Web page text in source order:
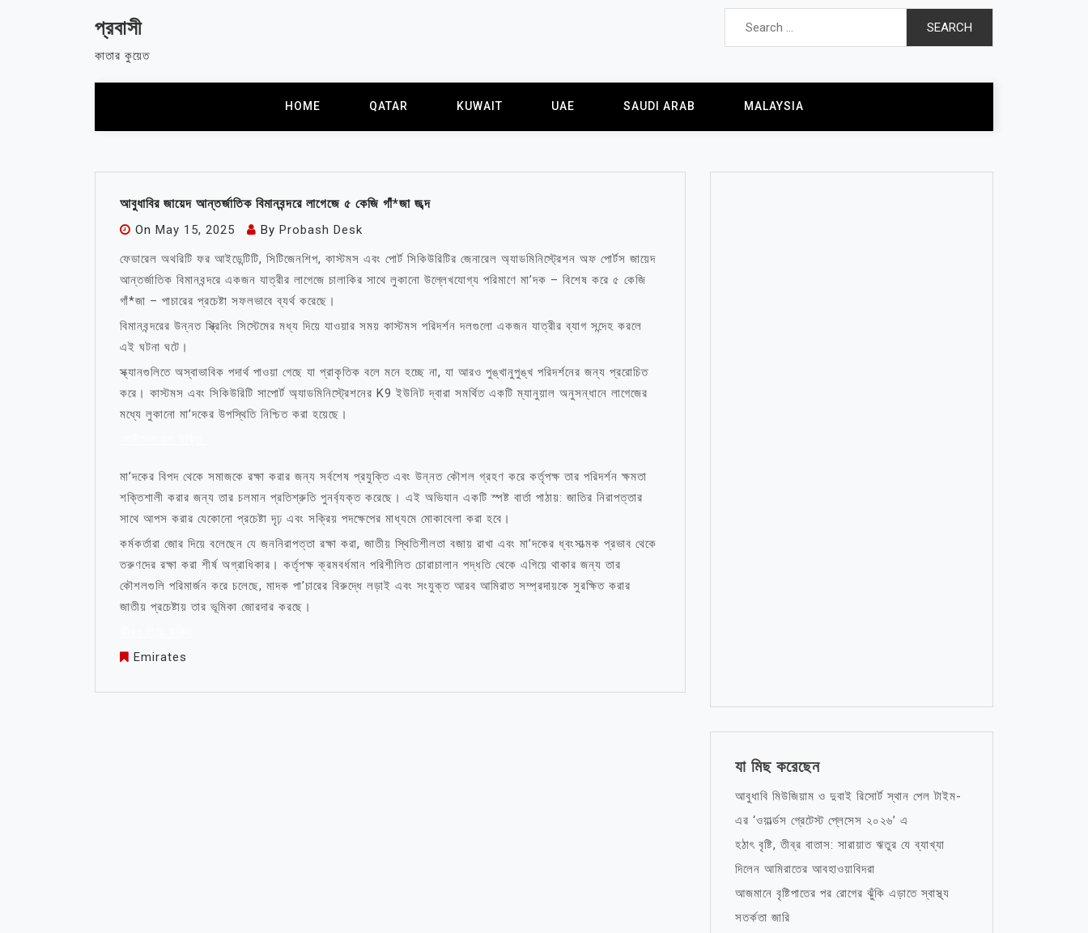
প্রবাসী
কাতার কুয়েত
Search
HOME QATAR KUWAIT UAE SAUDI ARAB MALAYSIA
আবুধাবির জায়েদ আন্তর্জাতিক বিমানবন্দরে লাগেজে ৫ কেজি গাঁ*জা জব্দ
On May 15, 2025 By Probash Desk
ফেডারেল অথরিটি ফর আইডেন্টিটি, সিটিজেনশিপ, কাস্টমস এবং পোর্ট সিকিউরিটির জেনারেল অ্যাডমিনিস্ট্রেশন অফ পোর্টস জায়েদ
আন্তর্জাতিক বিমানবন্দরে একজন যাত্রীর লাগেজে চালাকির সাথে লুকানো উল্লেখযোগ্য পরিমাণে মা’দক – বিশেষ করে ৫ কেজি
গাঁ*জা – পাচারের প্রচেষ্টা সফলভাবে ব্যর্থ করেছে।
বিমানবন্দরের উন্নত স্ক্রিনিং সিস্টেমের মধ্য দিয়ে যাওয়ার সময় কাস্টমস পরিদর্শন দলগুলো একজন যাত্রীর ব্যাগ সন্দেহ করলে
এই ঘটনা ঘটে।
স্ক্যানগুলিতে অস্বাভাবিক পদার্থ পাওয়া গেছে যা প্রাকৃতিক বলে মনে হচ্ছে না, যা আরও পুঙ্খানুপুঙ্খ পরিদর্শনের জন্য প্ররোচিত
করে। কাস্টমস এবং সিকিউরিটি সাপোর্ট অ্যাডমিনিস্ট্রেশনের K9 ইউনিট দ্বারা সমর্থিত একটি ম্যানুয়াল অনুসন্ধানে লাগেজের
মধ্যে লুকানো মা’দকের উপস্থিতি নিশ্চিত করা হয়েছে।
মা’দকের বিপদ থেকে সমাজকে রক্ষা করার জন্য সর্বশেষ প্রযুক্তি এবং উন্নত কৌশল গ্রহণ করে কর্তৃপক্ষ তার পরিদর্শন ক্ষমতা
শক্তিশালী করার জন্য তার চলমান প্রতিশ্রুতি পুনর্ব্যক্ত করেছে। এই অভিযান একটি স্পষ্ট বার্তা পাঠায়: জাতির নিরাপত্তার
সাথে আপস করার যেকোনো প্রচেষ্টা দৃঢ় এবং সক্রিয় পদক্ষেপের মাধ্যমে মোকাবেলা করা হবে।
কর্মকর্তারা জোর দিয়ে বলেছেন যে জননিরাপত্তা রক্ষা করা, জাতীয় স্থিতিশীলতা বজায় রাখা এবং মা’দকের ধ্বংসাত্মক প্রভাব থেকে
তরুণদের রক্ষা করা শীর্ষ অগ্রাধিকার। কর্তৃপক্ষ ক্রমবর্ধমান পরিশীলিত চোরাচালান পদ্ধতি থেকে এগিয়ে থাকার জন্য তার
কৌশলগুলি পরিমার্জন করে চলেছে, মাদক পা’চারের বিরুদ্ধে লড়াই এবং সংযুক্ত আরব আমিরাত সম্প্রদায়কে সুরক্ষিত করার
জাতীয় প্রচেষ্টায় তার ভূমিকা জোরদার করছে।
Emirates
যা মিছ করেছেন
আবুধাবি মিউজিয়াম ও দুবাই রিসোর্ট স্থান পেল টাইম-
এর ‘ওয়ার্ল্ডস গ্রেটেস্ট প্লেসেস ২০২৬’ এ
হঠাৎ বৃষ্টি, তীব্র বাতাস: সারায়াত ঋতুর যে ব্যাখ্যা
দিলেন আমিরাতের আবহাওয়াবিদরা
আজমানে বৃষ্টিপাতের পর রোগের ঝুঁকি এড়াতে স্বাস্থ্য
সতর্কতা জারি